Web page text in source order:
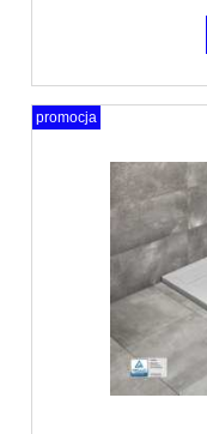
promocja